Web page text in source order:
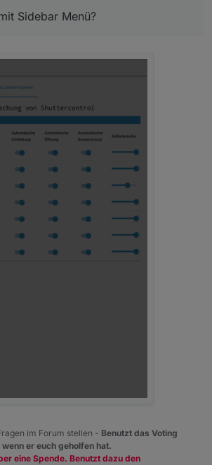
Sidebar Menü?
im Forum stellen - Benutzt das Voting
er euch geholfen hat.
eine Spende. Benutzt dazu den